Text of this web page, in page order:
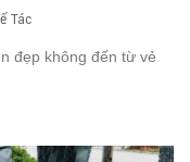
Tác
đẹp không đến từ vẻ